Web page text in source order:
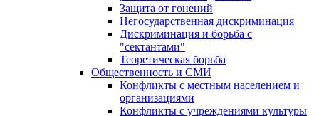
Защита от гонений
Негосударственная дискриминация
Дискриминация и борьба с
"сектантами"
Теоретическая борьба
Общественность и СМИ
Конфликты с местным населением и
организациями
Конфликты с учреждениями культуры